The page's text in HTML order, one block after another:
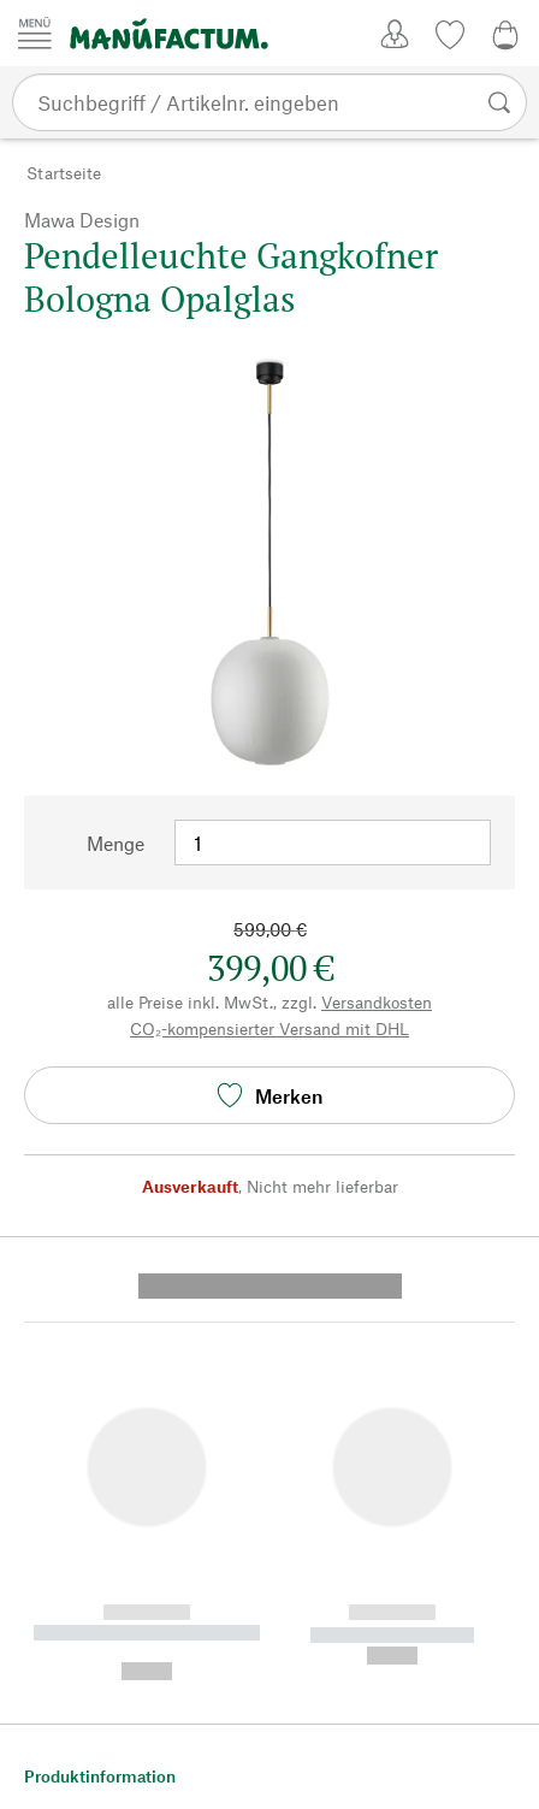
Zum Inhalt springen
Startseite
Mawa Design
Pendelleuchte Gangkofner
Bologna Opalglas
Menge
599,00 €
399,00 €
alle Preise inkl. MwSt., zzgl. Versandkosten
CO₂-kompensierter Versand mit DHL
Merken
Ausverkauft, Nicht mehr lieferbar
------------
----------- ----------- --------
------------
----------- -----------
Produktinformation